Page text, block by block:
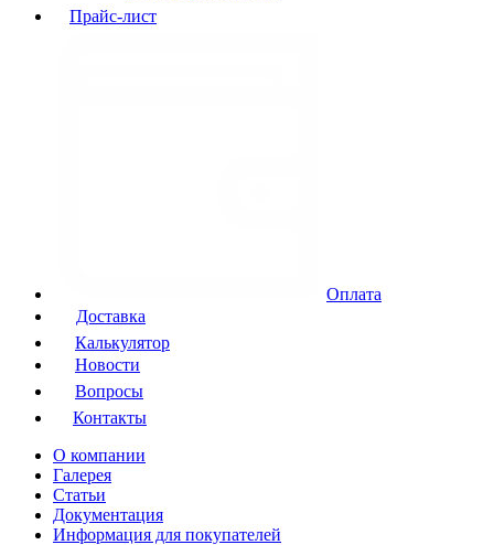
Прайс-лист
Оплата
Доставка
Калькулятор
Новости
Вопросы
Контакты
О компании
Галерея
Статьи
Документация
Информация для покупателей